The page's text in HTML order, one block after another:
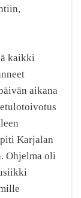
kaikki
aikana
Karjalan
Ohjelma oli